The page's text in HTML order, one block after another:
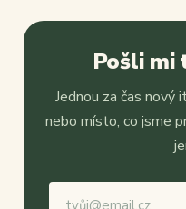
Pošli mi
Jednou za čas nový
nebo místo, co jsme